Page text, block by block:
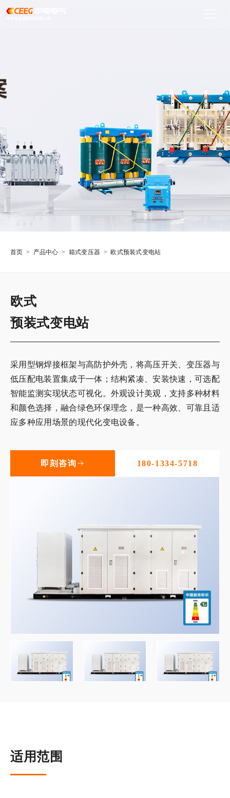
首页 > 产品中心 > 箱式变压器 > 欧式预装式变电站
欧式
预装式变电站
采用型钢焊接框架与高防护外壳，将高压开关、变压器与
低压配电装置集成于一体；结构紧凑、安装快速，可选配
智能监测实现状态可视化。外观设计美观，支持多种材料
和颜色选择，融合绿色环保理念，是一种高效、可靠且适
应多种应用场景的现代化变电设备。
即刻咨询 180-1334-5718
适用范围